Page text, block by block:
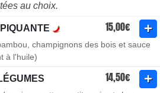
au choix.
15,00€
champignons des bois et sauce
à l'huile)
14,50€